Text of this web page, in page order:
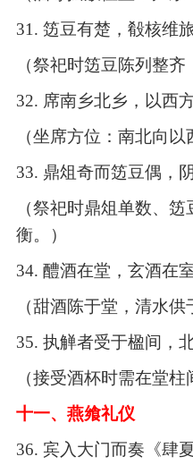
31. 笾豆有楚，殽核维
（祭祀时笾豆陈列整齐
32. 席南乡北乡，以西
（坐席方位：南北向以
33. 鼎俎奇而笾豆偶，
（祭祀时鼎俎单数、
衡。）
34. 醴酒在堂，玄酒在
（甜酒陈于堂，清水供
35. 执觯者受于楹间，
（接受酒杯时需在堂柱
十一、燕飨礼仪
36. 宾入大门而奏《肆